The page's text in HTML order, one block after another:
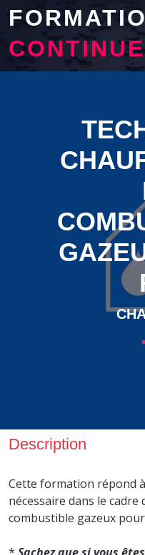
Description
Cette formation répond
nécessaire dans le cadre
combustible gazeux